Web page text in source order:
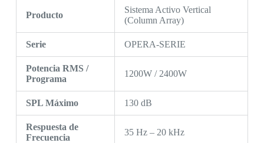
Producto
Sistema Activo Vertical
(Column Array)
Serie OPERA-SERIE
Potencia RMS /
Programa
1200W / 2400W
SPL Máximo 130 dB
Respuesta de
Frecuencia
35 Hz – 20 kHz